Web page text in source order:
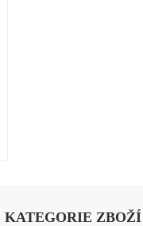
KATEGORIE ZBOŽÍ